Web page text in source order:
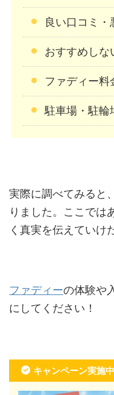
良い口コミ・
おすすめしな
ファディー料
駐車場・駐輪
実際に調べてみると
りました。ここでは
く真実を伝えていけ
ファディーの体験や
にしてください！
キャンペーン実施中